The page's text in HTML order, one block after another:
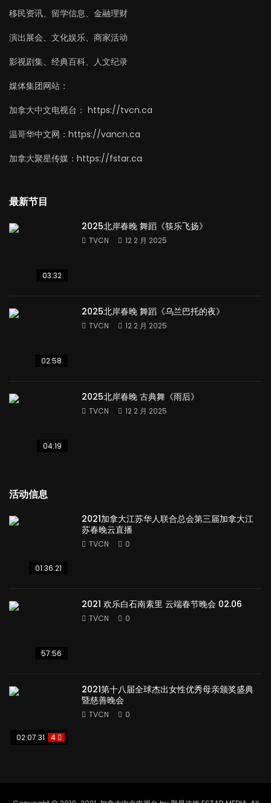
移民资讯、留学信息、金融理财
演出展会、文化娱乐、商家活动
影视剧集、经典百科、人文纪录
媒体集团网站：
加拿大中文电视台： https://tvcn.ca
温哥华中文网：https://vancn.ca
加拿大聚星传媒：https://fstar.ca
最新节目
03:32
2025北岸春晚 舞蹈《筷乐飞扬》
TVCN 12 2 月 2025
02:58
2025北岸春晚 舞蹈《乌兰巴托的夜》
TVCN 12 2 月 2025
04:19
2025北岸春晚 古典舞《雨后》
TVCN 12 2 月 2025
活动信息
01:36:21
2021加拿大江苏华人联合总会第三届加拿大江
苏春晚云直播
TVCN 0
57:56
2021 欢乐白石南素里 云端春节晚会 02.06
TVCN 0
02:07:31 4
2021第十八届全球杰出女性优秀母亲颁奖盛典
暨慈善晚会
TVCN 0